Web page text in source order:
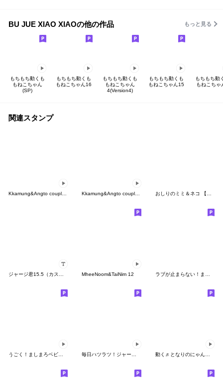
BU JUE XIAO XIAOの他の作品 もっと見る
もちもち動くも
もねこちゃん
(SP)
もちもち動くも
もねこちゃん16
もちもち動くも
もねこちゃん
4(Version4)
もちもち動くも
もねこちゃん15
もちもち動
もねこちゃ
関連スタンプ
Kkamung&Angto couple10(Kkamung ver.) Kkamung&Angto couple10(Angto ver.) おしりのミミ＆ネコ 【言葉なし】
MheeNoom&TaiNim 12